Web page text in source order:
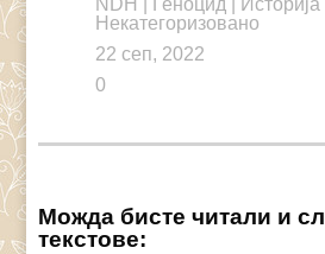
NDH Геноцид| Историја|
Некатегоризовано
22 сеп, 2022
0
Можда бисте читали и
текстове: